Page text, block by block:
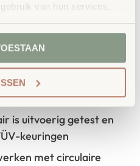
van hun services.
start vanuit uw idee
en
is uitvoerig getest en
keuringen
met circulaire